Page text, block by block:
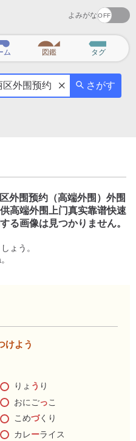
よみがな
ム 図鑑 タグ
さがす
外围预约（高端外围）外围
高端外围上门真实靠谱快速
る画像は見つかりません。
ょう。
けよう
りょ う り
おにごっこ
こめづくり
カレーライス